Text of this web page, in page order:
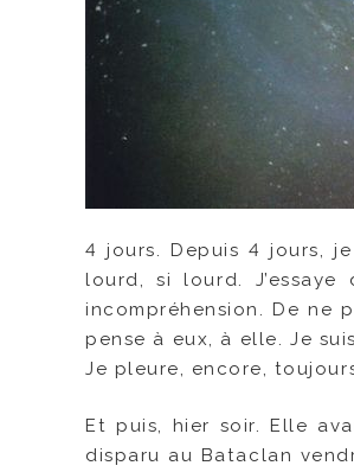
4 jours. Depuis 4 jours,
lourd, si lourd.
incompréhension. De ne
pense à eux, à elle. Je
Je pleure, encore,
Et puis, hier soir. Elle
disparu au Bataclan